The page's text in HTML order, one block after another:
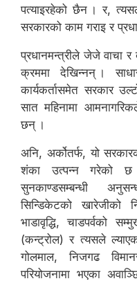
पत्याइरहेको छैन । र,
सरकारको काम गराइ र
प्रधानमन्त्रीले जेजे वाचा र
क्रममा देखिन्नन् ।
कार्यकर्तासमेत सरकार
सात महिनामा
छन् ।
अनि, अर्कोतर्फ, यो
शंका उत्पन्न गरेको छ ।
सुनकाण्डसम्बन्धी
सिन्डिकेटको खारेजीको
भाडावृद्धि, चाडपर्वको
(कन्ट्रोल) र त्यसले
गोलमाल, निजगढ
परियोजनामा भएका